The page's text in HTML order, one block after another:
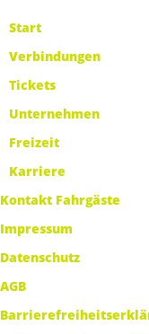
Start
Verbindungen
Tickets
Unternehmen
Freizeit
Karriere
Kontakt Fahrgäste
Impressum
Datenschutz
AGB